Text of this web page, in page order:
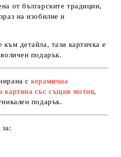
от българските традиции,
на изобилие и
детайла, тази картичка е
подарък.
с керамична
картина със същия мотив,
подарък.